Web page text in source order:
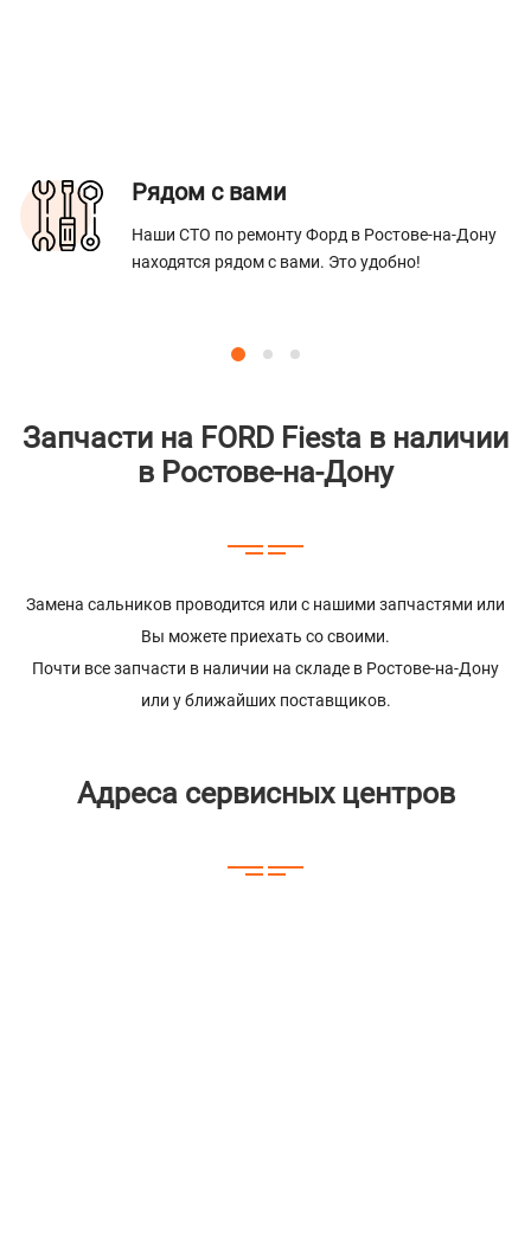
Рядом с вами
Наши СТО по ремонту Форд в Ростове-на-Дону
находятся рядом с вами. Это удобно!
Запчасти на FORD Fiesta в наличии
в Ростове-на-Дону
Замена сальников проводится или с нашими запчастями или
Вы можете приехать со своими.
Почти все запчасти в наличии на складе в Ростове-на-Дону
или у ближайших поставщиков.
Адреса сервисных центров